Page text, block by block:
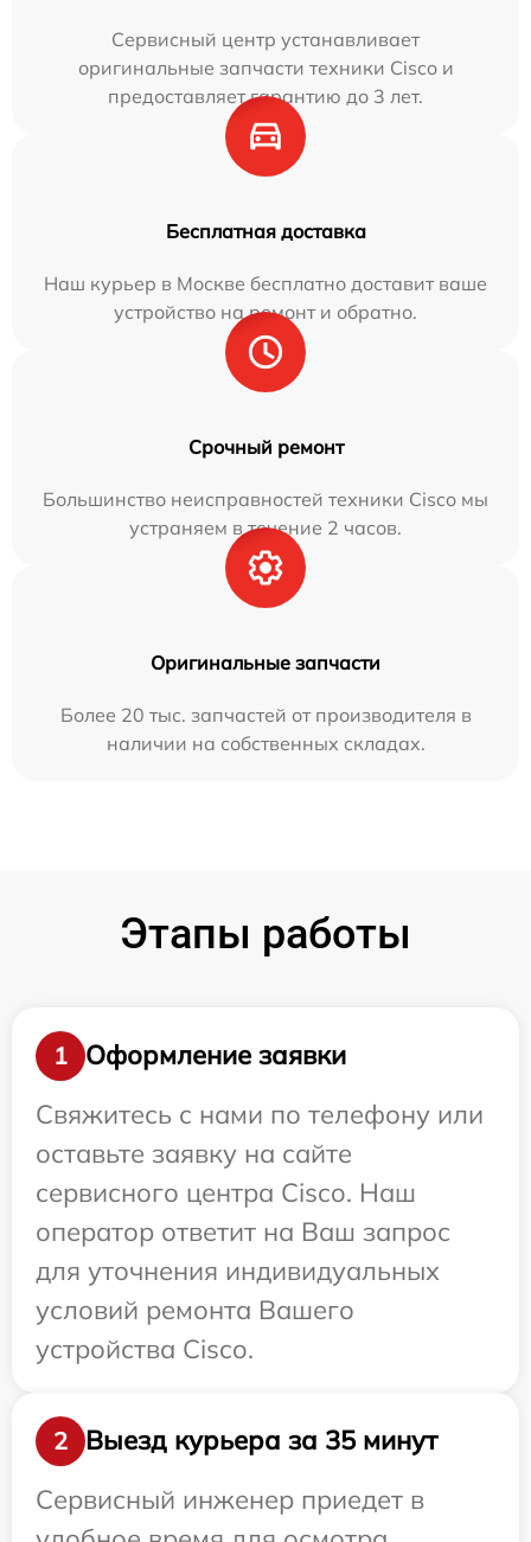
Сервисный центр устанавливает
оригинальные запчасти техники Cisco и
предоставляет гарантию до 3 лет.
Бесплатная доставка
Наш курьер в Москве бесплатно доставит ваше
устройство на ремонт и обратно.
Срочный ремонт
Большинство неисправностей техники Cisco мы
устраняем в течение 2 часов.
Оригинальные запчасти
Более 20 тыс. запчастей от производителя в
наличии на собственных складах.
Этапы работы
1
Оформление заявки
Свяжитесь с нами по телефону или
оставьте заявку на сайте
сервисного центра Cisco. Наш
оператор ответит на Ваш запрос
для уточнения индивидуальных
условий ремонта Вашего
устройства Cisco.
2
Выезд курьера за 35 минут
Сервисный инженер приедет в